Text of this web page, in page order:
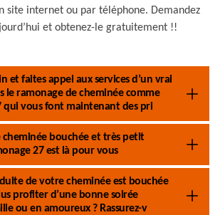
site internet ou par téléphone. Demandez
et obtenez-le gratuitement !!
et faites appel aux services d’un vrai
le ramonage de cheminée comme
qui vous font maintenant des pri
cheminée bouchée et très petit
27 est là pour vous
de votre cheminée est bouchée
profiter d’une bonne soirée
ou en amoureux ? Rassurez-v